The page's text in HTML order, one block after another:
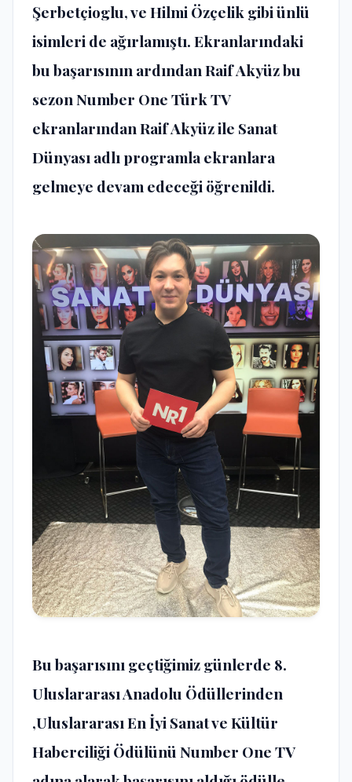
Şerbetçioglu, ve Hilmi Özçelik gibi ünlü
isimleri de ağırlamıştı. Ekranlarındaki
bu başarısının ardından Raif Akyüz bu
sezon Number One Türk TV
ekranlarından Raif Akyüz ile Sanat
Dünyası adlı programla ekranlara
gelmeye devam edeceği öğrenildi.
Bu başarısını geçtiğimiz günlerde 8.
Uluslararası Anadolu Ödüllerinden
,Uluslararası En İyi Sanat ve Kültür
Haberciliği Ödülünü Number One TV